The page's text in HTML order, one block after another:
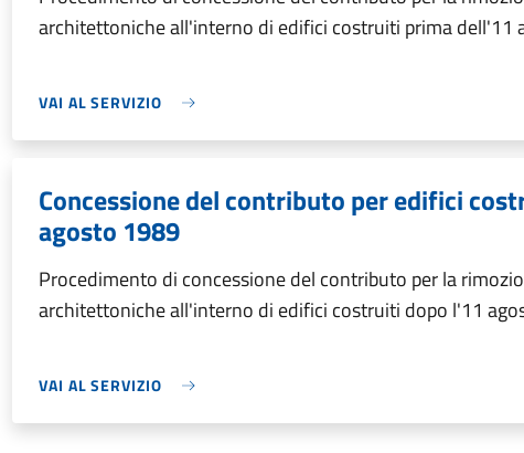
architettoniche all'interno di edifici costruiti prima dell'11
VAI AL SERVIZIO
Concessione del contributo per edifici
agosto 1989
Procedimento di concessione del contributo per la
architettoniche all'interno di edifici costruiti dopo l'11
VAI AL SERVIZIO